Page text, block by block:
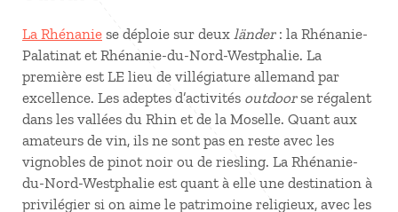
La Rhénanie se déploie sur deux länder: la Rhénanie-
Palatinat et Rhénanie-du-Nord-Westphalie. La
première est LE lieu de villégiature allemand par
excellence. Les adeptes d’activités outdoorse régalent
dans les vallées du Rhin et de la Moselle. Quant aux
amateurs de vin, ils ne sont pas en reste avec les
vignobles de pinot noir ou de riesling. La Rhénanie-
du-Nord-Westphalie est quant à elle une destination à
privilégier si on aime le patrimoine religieux, avec les